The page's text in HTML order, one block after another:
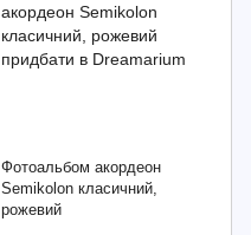
Фотоальбом акордеон
Semikolon класичний,
рожевий